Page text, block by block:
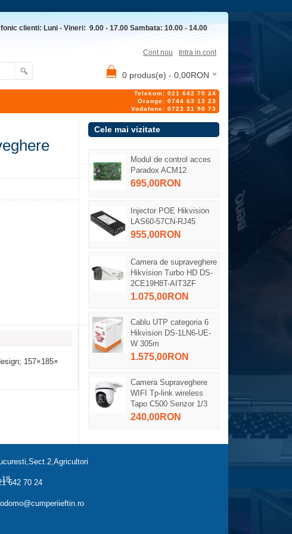
clienti: Luni - Vineri: 9.00 - 17.00 Sambata: 10.00 - 14.00
Cont nou Intra in cont
0 produs(e) - 0,00RON
Telekom: 021 642 70 24
Orange: 0744 63 13 23
Vodafone: 0723 31 90 73
Cele mai vizitate
Modul de control acces
Paradox ACM12
695,00RON
Injector POE Hikvision
LAS60-57CN-RJ45
955,00RON
Camera de supraveghere
Hikvision Turbo HD DS-
2CE19H8T-AIT3ZF
1.075,00RON
Cablu UTP categoria 6
Hikvision DS-1LN6-UE-
W 305m
1.575,00RON
Camera Supraveghere
WIFI Tp-link wireless
Tapo C500 Senzor 1/3
240,00RON
157×185×
642 70 24